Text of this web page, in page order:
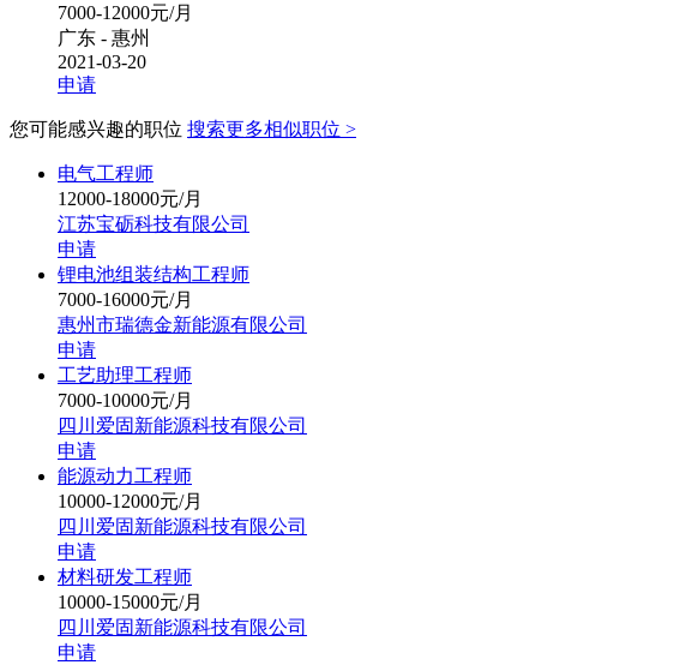
7000-12000元/月
广东 - 惠州
2021-03-20
申请
您可能感兴趣的职位 搜索更多相似职位 >
电气工程师
12000-18000元/月
江苏宝砺科技有限公司
申请
锂电池组装结构工程师
7000-16000元/月
惠州市瑞德金新能源有限公司
申请
工艺助理工程师
7000-10000元/月
四川爱固新能源科技有限公司
申请
能源动力工程师
10000-12000元/月
四川爱固新能源科技有限公司
申请
材料研发工程师
10000-15000元/月
四川爱固新能源科技有限公司
申请